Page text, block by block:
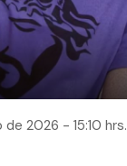
2026 - 15:10 hrs.